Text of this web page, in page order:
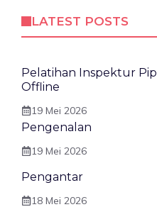
LATEST POSTS
Pelatihan Inspektur
Offline
19 Mei 2026
Pengenalan
19 Mei 2026
Pengantar
18 Mei 2026